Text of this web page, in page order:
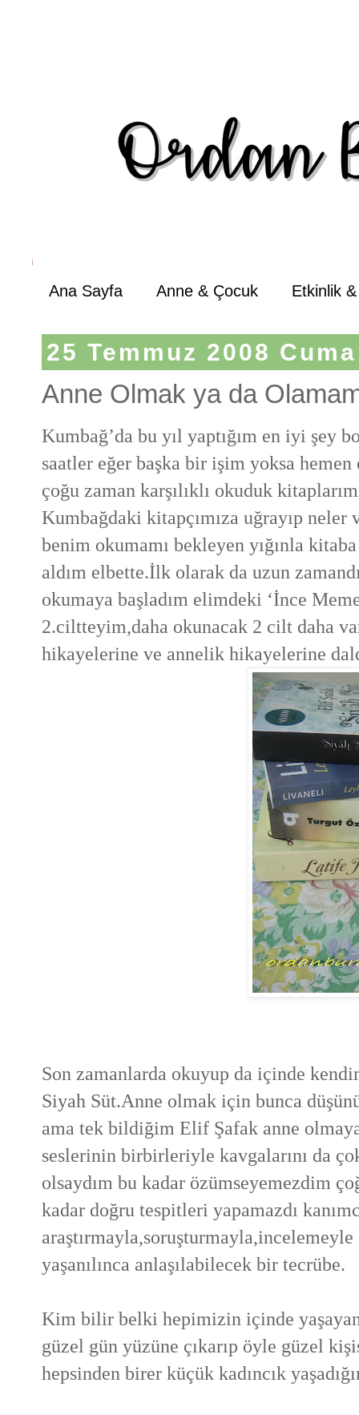
Ana Sayfa Anne & Çocuk Etkinlik
25 Temmuz 2008 Cuma
Anne Olmak ya da
Kumbağ’da bu yıl yaptığım en iyi şey
saatler eğer başka bir işim yoksa
çoğu zaman karşılıklı okuduk
Kumbağdaki kitapçımıza uğrayıp
benim okumamı bekleyen yığınla
aldım elbette.İlk olarak da uzun
okumaya başladım elimdeki ‘İnce
2.ciltteyim,daha okunacak 2 cilt daha
hikayelerine ve annelik hikayelerine
Son zamanlarda okuyup da içinde
Siyah Süt.Anne olmak için bunca
ama tek bildiğim Elif Şafak anne
seslerinin birbirleriyle kavgalarını da
olsaydım bu kadar özümseyemezdim
kadar doğru tespitleri yapamazdı
yaşanılınca anlaşılabilecek bir tecrübe.
Kim bilir belki hepimizin içinde yaşayan
güzel gün yüzüne çıkarıp öyle güzel
hepsinden birer küçük kadıncık